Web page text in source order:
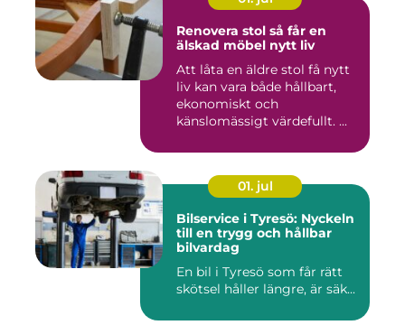
Renovera stol så får en
älskad möbel nytt liv
Att låta en äldre stol få nytt
liv kan vara både hållbart,
ekonomiskt och
känslomässigt värdefullt. ...
01. jul
Bilservice i Tyresö: Nyckeln
till en trygg och hållbar
bilvardag
En bil i Tyresö som får rätt
skötsel håller längre, är säk...